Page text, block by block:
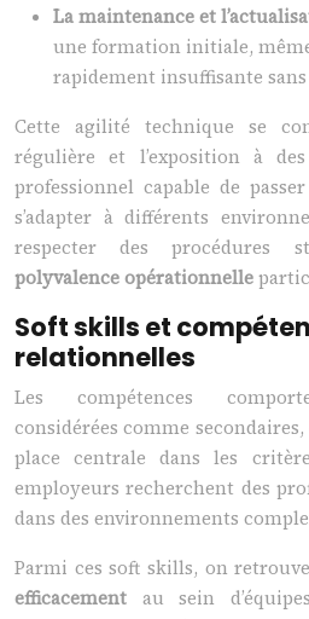
La maintenance et
une formation initiale,
rapidement insuffisante
Cette agilité technique se
régulière et l’exposition à
professionnel capable de
s’adapter à différents
respecter des procédures
polyvalence opérationnelle
Soft skills et
relationnelles
Les compétences
considérées comme
place centrale dans les
employeurs recherchent des
dans des environnements
Parmi ces soft skills, on
efficacement au sein